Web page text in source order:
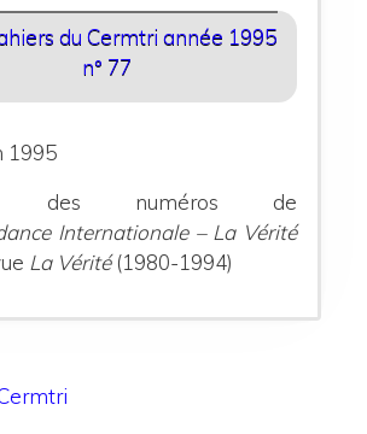
du Cermtri année 1995
n° 77
1995
des numéros de
Internationale – La Vérité
La Vérité(1980-1994)